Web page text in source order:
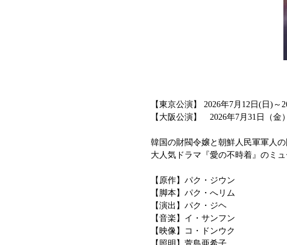
【東京公演】 2026年7月12日(日)
【大阪公演】　2026年7月31日（
韓国の財閥令嬢と朝鮮人民軍軍人
大人気ドラマ『愛の不時着』のミ
【原作】パク・ジウン
【脚本】パク・へリム
【演出】パク・ジヘ
【音楽】イ・サンフン
【映像】コ・ドンウク